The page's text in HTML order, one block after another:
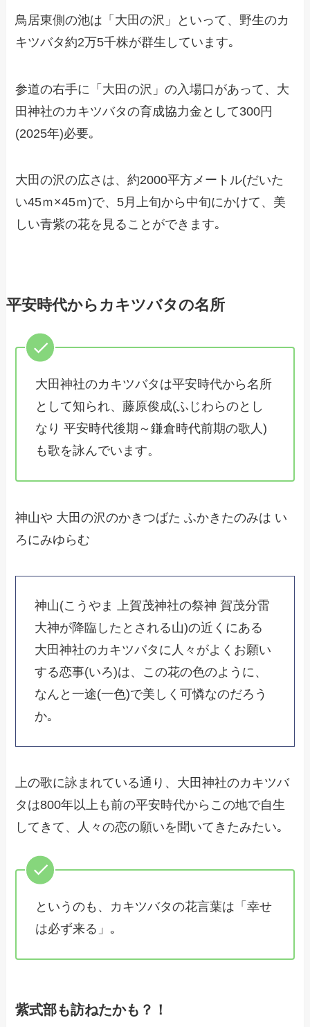
鳥居東側の池は「大田の沢」といって、野生のカ
キツバタ約2万5千株が群生しています｡
参道の右手に「大田の沢」の入場口があって、大
田神社のカキツバタの育成協力金として300円
(2025年)必要｡
大田の沢の広さは、約2000平方メートル(だいた
い45ｍ×45ｍ)で、5月上旬から中旬にかけて、美
しい青紫の花を見ることができます｡
平安時代からカキツバタの名所
大田神社のカキツバタは平安時代から名所
として知られ、藤原俊成(ふじわらのとし
なり 平安時代後期～鎌倉時代前期の歌人)
も歌を詠んでいます。
神山や 大田の沢のかきつばた ふかきたのみは い
ろにみゆらむ
神山(こうやま 上賀茂神社の祭神 賀茂分雷
大神が降臨したとされる山)の近くにある
大田神社のカキツバタに人々がよくお願い
する恋事(いろ)は、この花の色のように、
なんと一途(一色)で美しく可憐なのだろう
か｡
上の歌に詠まれている通り、大田神社のカキツバ
タは800年以上も前の平安時代からこの地で自生
してきて、人々の恋の願いを聞いてきたみたい｡
というのも、カキツバタの花言葉は「幸せ
は必ず来る」｡
紫式部も訪ねたかも？！